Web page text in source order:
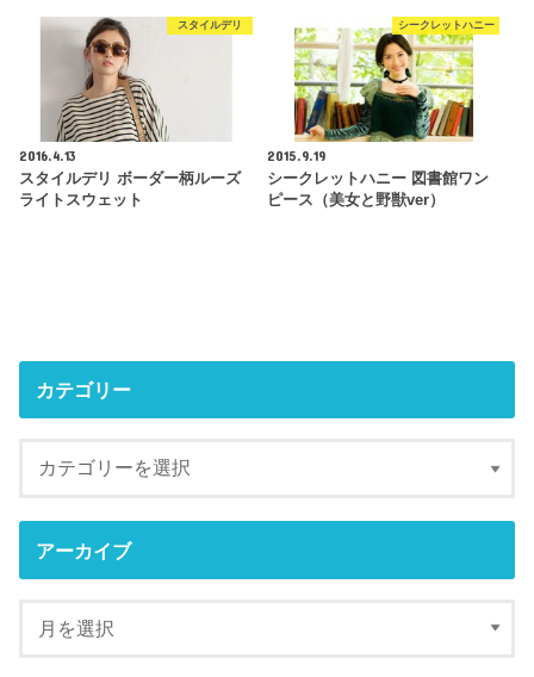
スタイルデリ
2016.4.13
スタイルデリ ボーダー柄ルーズ
ライトスウェット
シークレットハニー
2015.9.19
シークレットハニー 図書館ワン
ピース（美女と野獣ver）
カテゴリー
アーカイブ